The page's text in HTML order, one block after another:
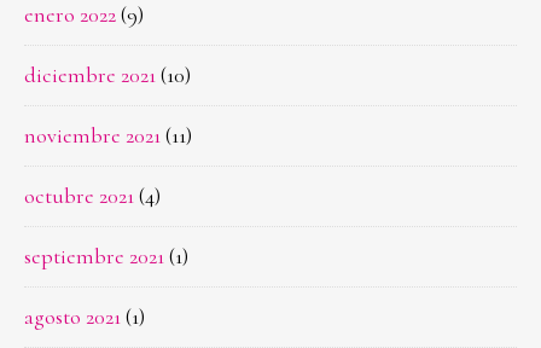
enero 2022(9)
diciembre 2021(10)
noviembre 2021(11)
octubre 2021(4)
septiembre 2021(1)
agosto 2021(1)